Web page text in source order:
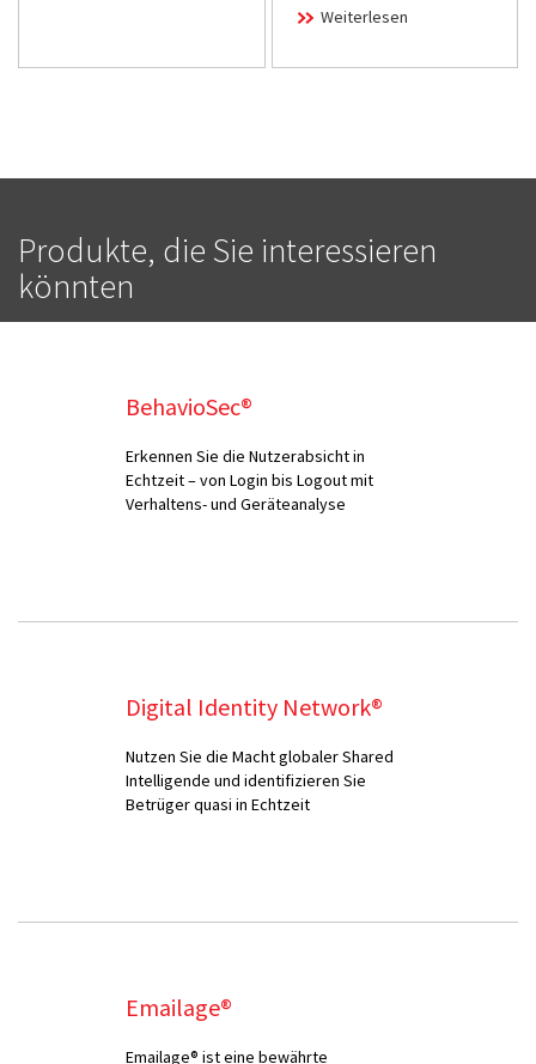
Weiterlesen
Produkte, die Sie interessieren
könnten
BehavioSec®
Erkennen Sie die Nutzerabsicht in
Echtzeit – von Login bis Logout mit
Verhaltens- und Geräteanalyse
Digital Identity Network®
Nutzen Sie die Macht globaler Shared
Intelligende und identifizieren Sie
Betrüger quasi in Echtzeit
Emailage®
Emailage® ist eine bewährte